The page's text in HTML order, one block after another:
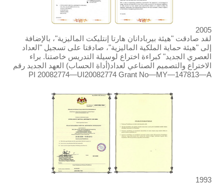
2005
لقد صادقت "هيئة بيربادانان هارتا إنتليكت الماليزية"، بالإضافة
إلى "هيئة حماية الملكية الماليزية"، صادقتا على تسجيل "العداد
العصري الجديد" كبراءة اختراع لوسيلة التدريس خاصتنا. براء
الاختراع والتصميم الصناعي لعداد(أداة الحساب) العهد الجديد رقم
PI 20082774—UI20082774 Grant No—MY—147813—A
1993